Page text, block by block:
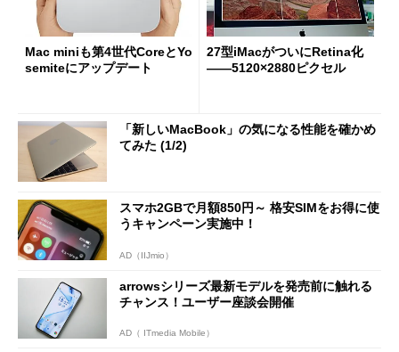
Mac miniも第4世代CoreとYo
semiteにアップデート
27型iMacがついにRetina化
――5120×2880ピクセル
「新しいMacBook」の気になる性能を確かめ
てみた (1/2)
スマホ2GBで月額850円～ 格安SIMをお得に使
うキャンペーン実施中！
AD（IIJmio）
arrowsシリーズ最新モデルを発売前に触れる
チャンス！ユーザー座談会開催
AD（ ITmedia Mobile）